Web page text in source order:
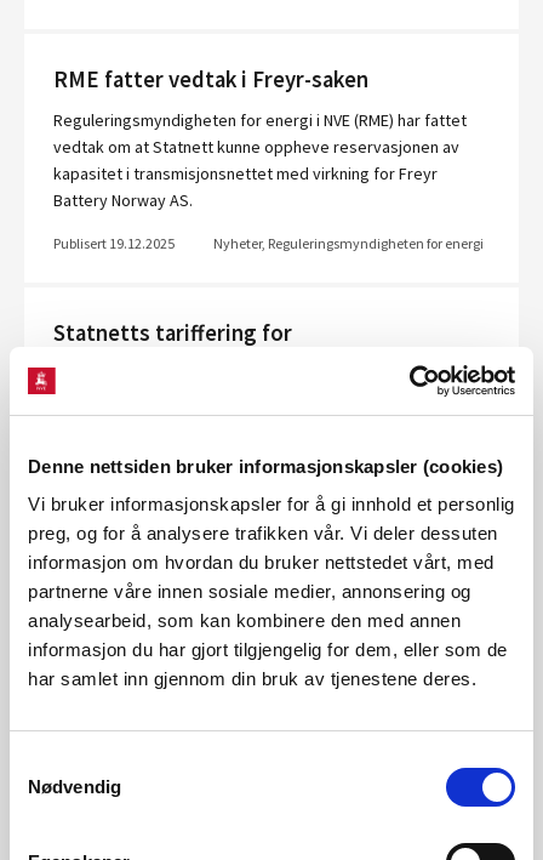
Denne nettsiden bruker informasjonskapsler (cookies)
Vi bruker informasjonskapsler for å gi innhold et personlig
preg, og for å analysere trafikken vår. Vi deler dessuten
informasjon om hvordan du bruker nettstedet vårt, med
partnerne våre innen sosiale medier, annonsering og
analysearbeid, som kan kombinere den med annen
informasjon du har gjort tilgjengelig for dem, eller som de
har samlet inn gjennom din bruk av tjenestene deres.
Nødvendig
RME fatter vedtak i Freyr-saken
Reguleringsmyndigheten for energi i NVE (RME) har fattet
vedtak om at Statnett kunne oppheve reservasjonen av
kapasitet i transmisjonsnettet med virkning for Freyr
Battery Norway AS.
Publisert 19.12.2025 Nyheter, Reguleringsmyndigheten for energi
Statnetts tariffering for
transmisjonsnettet 2025 er i tråd med
regelverket
uenigheten mellom Statnett på den ene side og Statkraft
Energi AS og Å energi fornybar forvaltning AS på den andre
side, om fastsettelse av...
Publisert 18.12.2025 Nyheter, Reguleringsmyndigheten for energi
Ny rapport med forslag om hvordan
sikkerhet og beredskap i kraftforsyningen
rapporten «Styrket sikkerhet og beredskap i